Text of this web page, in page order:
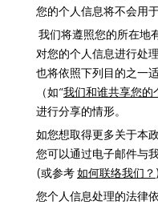
您的个人信息将不会用
我们将遵照您的所在地
对您的个人信息进行处
也将依照下列目的之一
（如“我们和谁共享您的
进行分享的情形。
如您想取得更多关于本
您可以通过电子邮件与
(或参考如何联络我们？
您个人信息处理的法律